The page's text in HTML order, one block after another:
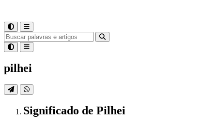
pilhei
Significado de Pilhei